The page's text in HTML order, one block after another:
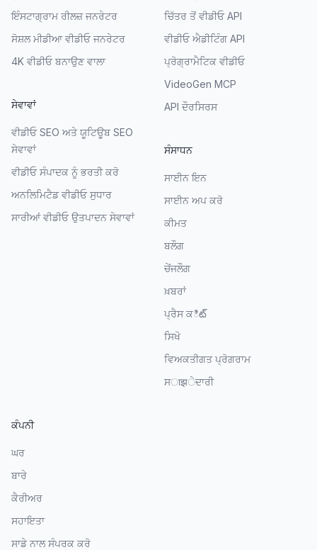
ਇੰਸਟਾਗ੍ਰਾਮ ਰੀਲਜ਼ ਜਨਰੇਟਰ
ਸੋਸ਼ਲ ਮੀਡੀਆ ਵੀਡੀਓ ਜਨਰੇਟਰ
4K ਵੀਡੀਓ ਬਨਾਉਣ ਵਾਲਾ
ਸੇਵਾਵਾਂ
ਵੀਡੀਓ SEO ਅਤੇ ਯੂਟਿਊਬ SEO
ਸੇਵਾਵਾਂ
ਵੀਡੀਓ ਸੰਪਾਦਕ ਨੂੰ ਭਰਤੀ ਕਰੋ
ਅਨਲਿਮਿਟੈਡ ਵੀਡੀਓ ਸੁਧਾਰ
ਸਾਰੀਆਂ ਵੀਡੀਓ ਉਤਪਾਦਨ ਸੇਵਾਵਾਂ
ਚਿੱਤਰ ਤੋਂ ਵੀਡੀਓ API
ਵੀਡੀਓ ਐਡੀਟਿੰਗ API
ਪ੍ਰੋਗ੍ਰਾਮੈਟਿਕ ਵੀਡੀਓ
VideoGen MCP
API ਦੌਰਸਿਰਸ
ਸੰਸਾਧਨ
ਸਾਈਨ ਇਨ
ਸਾਈਨ ਅਪ ਕਰੋ
ਕੀਮਤ
ਬਲੌਗ
ਚੇਂਜਲੌਗ
ਖ਼ਬਰਾਂ
ਪ੍ਰੈਸ ਕిట్
ਸਿਖੋ
ਵਿਅਕਤੀਗਤ ਪ੍ਰੋਗਰਾਮ
ਸाझੇਦਾਰੀ
ਕੰਪਨੀ
ਘਰ
ਬਾਰੇ
ਕੈਰੀਅਰ
ਸਹਾਇਤਾ
ਸਾਡੇ ਨਾਲ ਸੰਪਰਕ ਕਰੋ